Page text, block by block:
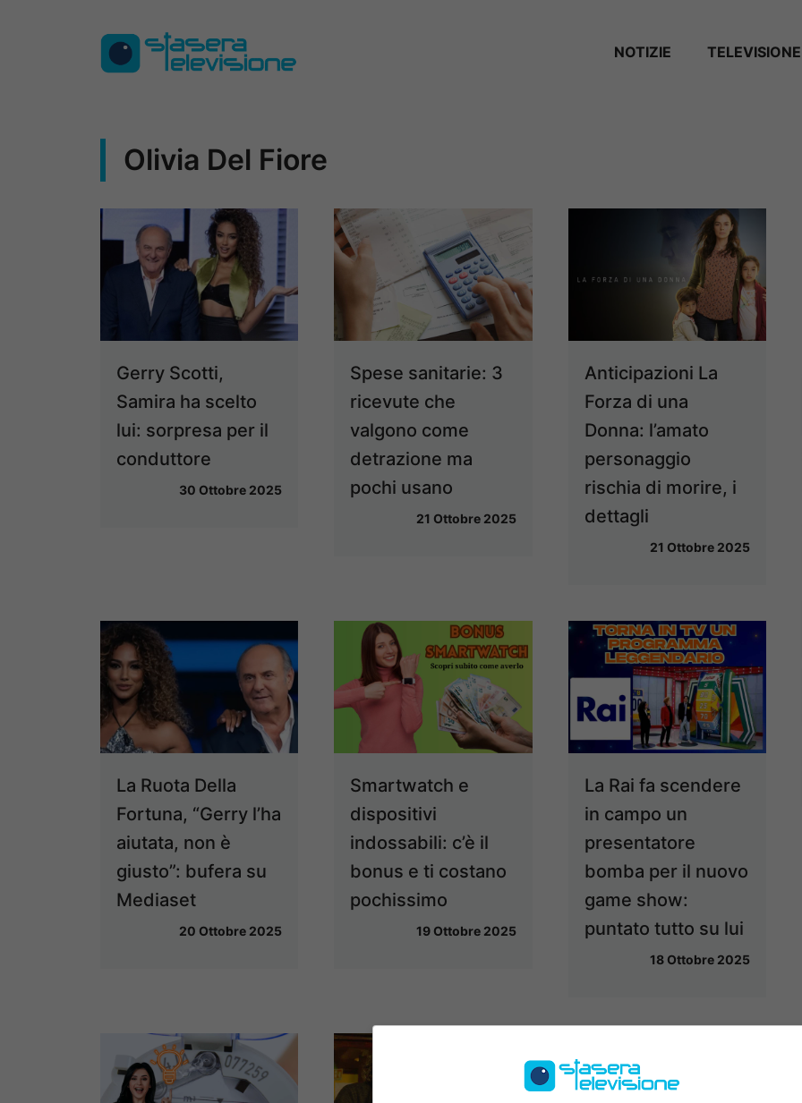
NOTIZIE TELEVISIONE
Olivia Del Fiore
Gerry Scotti,
Samira ha scelto
lui: sorpresa per il
conduttore
30 Ottobre 2025
Spese sanitarie: 3
ricevute che
valgono come
detrazione ma
pochi usano
21 Ottobre 2025
Anticipazioni La
Forza di una
Donna: l’amato
personaggio
rischia di morire, i
dettagli
21 Ottobre 2025
La Ruota Della
Fortuna, “Gerry l’ha
aiutata, non è
giusto”: bufera su
Mediaset
20 Ottobre 2025
Smartwatch e
dispositivi
indossabili: c’è il
bonus e ti costano
pochissimo
19 Ottobre 2025
La Rai fa scendere
in campo un
presentatore
bomba per il nuovo
game show:
puntato tutto su lui
18 Ottobre 2025